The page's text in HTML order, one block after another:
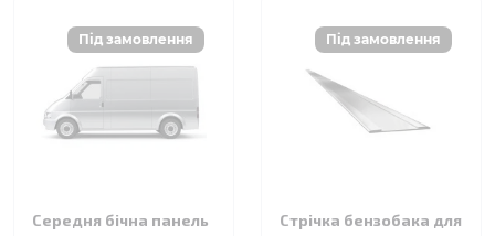
Середня бічна панель
Стрічка бензобака для